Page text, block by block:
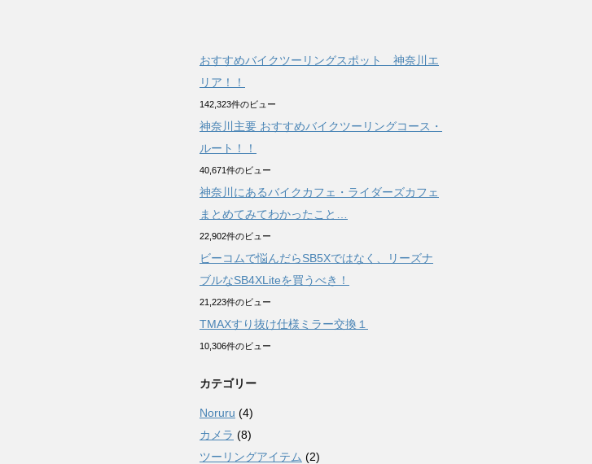
おすすめバイクツーリングスポット 神奈川エ
リア！！
142,323件のビュー
神奈川主要 おすすめバイクツーリングコース・
ルート！！
40,671件のビュー
神奈川にあるバイクカフェ・ライダーズカフェ
まとめてみてわかったこと…
22,902件のビュー
ビーコムで悩んだらSB5Xではなく、リーズナ
ブルなSB4XLiteを買うべき！
21,223件のビュー
TMAXすり抜け仕様ミラー交換１
10,306件のビュー
カテゴリー
Noruru (4)
カメラ (8)
ツーリングアイテム (2)